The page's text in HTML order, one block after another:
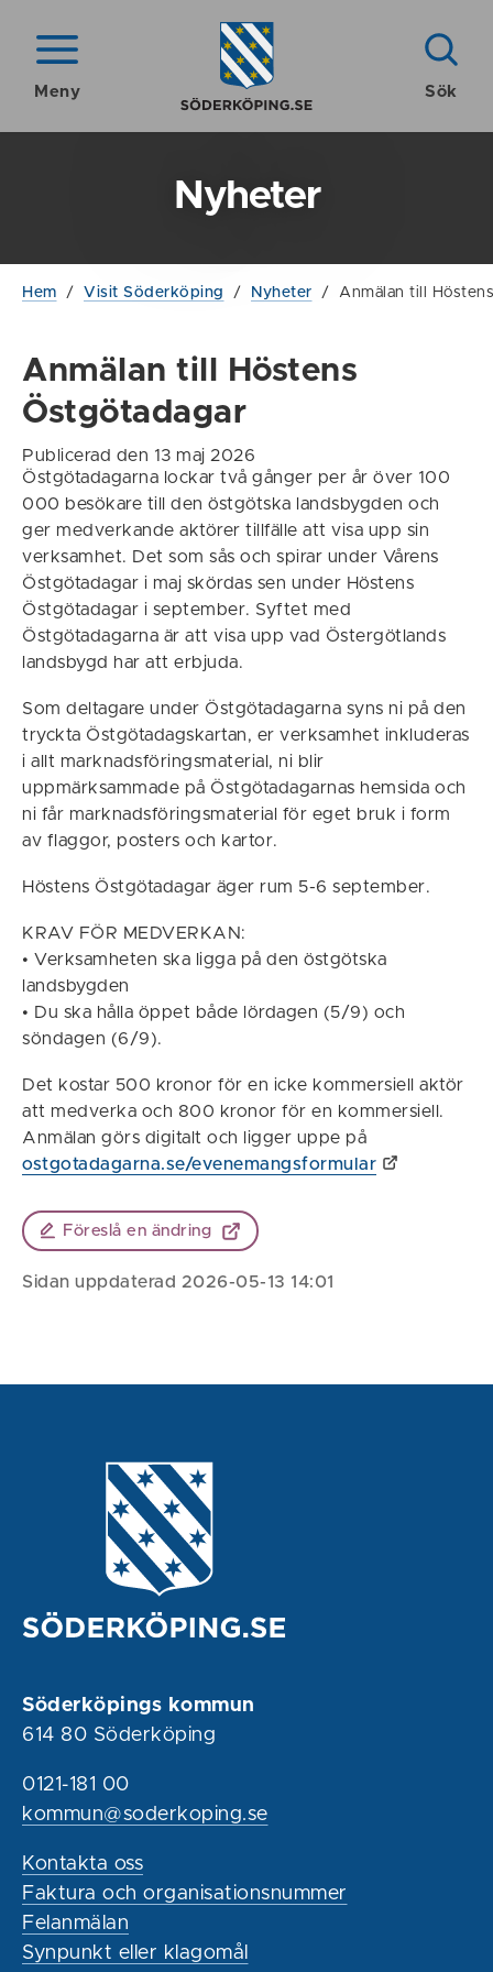
Meny Sök
Nyheter
Hem / Visit Söderköping / Nyheter / Anmälan till
Anmälan till Höstens
Östgötadagar
Publicerad den 13 maj 2026
Östgötadagarna lockar två gånger per år över 100
000 besökare till den östgötska landsbygden och
ger medverkande aktörer tillfälle att visa upp sin
verksamhet. Det som sås och spirar under Vårens
Östgötadagar i maj skördas sen under Höstens
Östgötadagar i september. Syftet med
Östgötadagarna är att visa upp vad Östergötlands
landsbygd har att erbjuda.
Som deltagare under Östgötadagarna syns ni på den
tryckta Östgötadagskartan, er verksamhet inkluderas
i allt marknadsföringsmaterial, ni blir
uppmärksammade på Östgötadagarnas hemsida och
ni får marknadsföringsmaterial för eget bruk i form
av flaggor, posters och kartor.
Höstens Östgötadagar äger rum 5-6 september.
KRAV FÖR MEDVERKAN:
• Verksamheten ska ligga på den östgötska
landsbygden
• Du ska hålla öppet både lördagen (5/9) och
söndagen (6/9).
Det kostar 500 kronor för en icke kommersiell aktör
att medverka och 800 kronor för en kommersiell.
Anmälan görs digitalt och ligger uppe på
ostgotadagarna.se/evenemangsformular
Föreslå en ändring
Sidan uppdaterad 2026-05-13 14:01
Söderköpings kommun
614 80 Söderköping
0121-181 00
kommun@soderkoping.se
Kontakta oss
Faktura och organisationsnummer
Felanmälan
Synpunkt eller klagomål